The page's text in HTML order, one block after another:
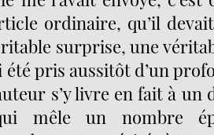
ordinaire, qu’il
surprise, une
été pris aussitôt d’un
s’y livre en fait à un
mêle un nombre